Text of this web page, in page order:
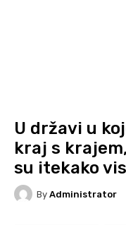
U državi u
kraj s
su itekako
By Administrator